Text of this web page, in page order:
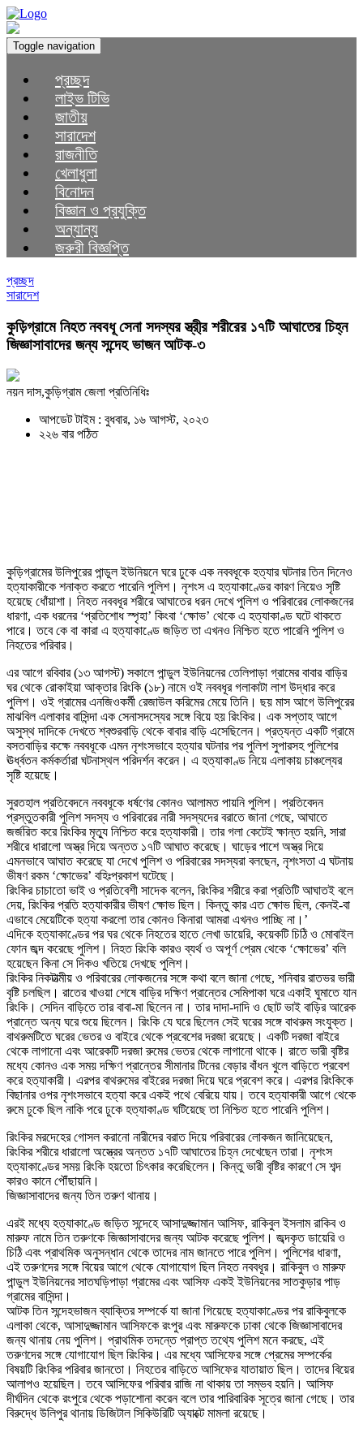
Toggle navigation
প্রচ্ছদ
লাইভ টিভি
জাতীয়
সারাদেশ
রাজনীতি
খেলাধুলা
বিনোদন
বিজ্ঞান ও প্রযুক্তি
অন্যান্য
জরুরী বিজ্ঞপ্তি
প্রচ্ছদ
সারাদেশ
কুড়িগ্রামে নিহত নববধূ সেনা সদস্যর স্ত্রী্র শরীরের ১৭টি আঘাতের চিহ্ন
জিজ্ঞাসাবাদের জন্য সন্দেহ ভাজন আটক-৩
নয়ন দাস,কুড়িগ্রাম জেলা প্রতিনিধিঃ
আপডেট টাইম : বুধবার, ১৬ আগস্ট, ২০২৩
২২৬ বার পঠিত
কুড়িগ্রামের উলিপুরের পান্ডুল ইউনিয়নে ঘরে ঢুকে এক নববধূকে হত্যার ঘটনার তিন দিনেও
হত্যাকারীকে শনাক্ত করতে পারেনি পুলিশ। নৃশংস এ হত্যাকাণ্ডের কারণ নিয়েও সৃষ্টি
হয়েছে ধোঁয়াশা। নিহত নববধূর শরীরে আঘাতের ধরন দেখে পুলিশ ও পরিবারের লোকজনের
ধারণা, এক ধরনের ‘প্রতিশোধ স্পৃহা’ কিংবা ‘ক্ষোভ’ থেকে এ হত্যাকাণ্ড ঘটে থাকতে
পারে। তবে কে বা কারা এ হত্যাকাণ্ডে জড়িত তা এখনও নিশ্চিত হতে পারেনি পুলিশ ও
নিহতের পরিবার।
এর আগে রবিবার (১৩ আগস্ট) সকালে পান্ডুল ইউনিয়নের তেলিপাড়া গ্রামের বাবার বাড়ির
ঘর থেকে রোকাইয়া আক্তার রিংকি (১৮) নামে ওই নববধূর গলাকাটা লাশ উদ্ধার করে
পুলিশ। ওই গ্রামের এনজিওকর্মী রেজাউল করিমের মেয়ে তিনি। ছয় মাস আগে উলিপুরের
মাঝবিল এলাকার বাসিন্দা এক সেনাসদস্যের সঙ্গে বিয়ে হয় রিংকির। এক সপ্তাহ আগে
অসুস্থ দাদিকে দেখতে শ্বশুরবাড়ি থেকে বাবার বাড়ি এসেছিলেন। প্রত্যন্ত একটি গ্রামে
বসতবাড়ির কক্ষে নববধূকে এমন নৃশংসভাবে হত্যার ঘটনার পর পুলিশ সুপারসহ পুলিশের
ঊর্ধ্বতন কর্মকর্তারা ঘটনাস্থল পরিদর্শন করেন। এ হত্যাকাণ্ড নিয়ে এলাকায় চাঞ্চল্যের
সৃষ্টি হয়েছে।
সুরতহাল প্রতিবেদনে নববধূকে ধর্ষণের কোনও আলামত পায়নি পুলিশ। প্রতিবেদন
প্রস্তুতকারী পুলিশ সদস্য ও পরিবারের নারী সদস্যদের বরাতে জানা গেছে, আঘাতে
জর্জরিত করে রিংকির মৃত্যু নিশ্চিত করে হত্যাকারী। তার গলা কেটেই ক্ষান্ত হয়নি, সারা
শরীরে ধারালো অস্ত্র দিয়ে অন্তত ১৭টি আঘাত করেছে। ঘাড়ের পাশে অস্ত্র দিয়ে
এমনভাবে আঘাত করেছে যা দেখে পুলিশ ও পরিবারের সদস্যরা বলছেন, নৃশংসতা এ ঘটনায়
ভীষণ রকম ‘ক্ষোভের’ বহিঃপ্রকাশ ঘটেছে।
রিংকির চাচাতো ভাই ও প্রতিবেশী সাদেক বলেন, রিংকির শরীরে করা প্রতিটি আঘাতই বলে
দেয়, রিংকির প্রতি হত্যাকারীর ভীষণ ক্ষোভ ছিল। কিন্তু কার এত ক্ষোভ ছিল, কেনই-বা
এভাবে মেয়েটিকে হত্যা করলো তার কোনও কিনারা আমরা এখনও পাচ্ছি না।’
এদিকে হত্যাকাণ্ডের পর ঘর থেকে নিহতের হাতে লেখা ডায়েরি, কয়েকটি চিঠি ও মোবাইল
ফোন জব্দ করেছে পুলিশ। নিহত রিংকি কারও ব্যর্থ ও অপূর্ণ প্রেম থেকে ‘ক্ষোভের’ বলি
হয়েছেন কিনা সে দিকও খতিয়ে দেখছে পুলিশ।
রিংকির নিকটাত্মীয় ও পরিবারের লোকজনের সঙ্গে কথা বলে জানা গেছে, শনিবার রাতভর ভারী
বৃষ্টি চলছিল। রাতের খাওয়া শেষে বাড়ির দক্ষিণ প্রান্তের সেমিপাকা ঘরে একাই ঘুমাতে যান
রিংকি। সেদিন বাড়িতে তার বাবা-মা ছিলেন না। তার দাদা-দাদি ও ছোট ভাই বাড়ির আরেক
প্রান্তে অন্য ঘরে শুয়ে ছিলেন। রিংকি যে ঘরে ছিলেন সেই ঘরের সঙ্গে বাথরুম সংযুক্ত।
বাথরুমটিতে ঘরের ভেতর ও বাইরে থেকে প্রবেশের দরজা রয়েছে। একটি দরজা বাইরে
থেকে লাগানো এবং আরেকটি দরজা রুমের ভেতর থেকে লাগানো থাকে। রাতে ভারী বৃষ্টির
মধ্যে কোনও এক সময় দক্ষিণ প্রান্তের সীমানার টিনের বেড়ার বাঁধন খুলে বাড়িতে প্রবেশ
করে হত্যাকারী। এরপর বাথরুমের বাইরের দরজা দিয়ে ঘরে প্রবেশ করে। এরপর রিংকিকে
বিছানার ওপর নৃশংসভাবে হত্যা করে একই পথে বেরিয়ে যায়। তবে হত্যাকারী আগে থেকে
রুমে ঢুকে ছিল নাকি পরে ঢুকে হত্যাকাণ্ড ঘটিয়েছে তা নিশ্চিত হতে পারেনি পুলিশ।
রিংকির মরদেহের গোসল করানো নারীদের বরাত দিয়ে পরিবারের লোকজন জানিয়েছেন,
রিংকির শরীরে ধারালো অস্ত্রের অন্তত ১৭টি আঘাতের চিহ্ন দেখেছেন তারা। নৃশংস
হত্যাকাণ্ডের সময় রিংকি হয়তো চিৎকার করেছিলেন। কিন্তু ভারী বৃষ্টির কারণে সে শব্দ
কারও কানে পৌঁছায়নি।
জিজ্ঞাসাবাদের জন্য তিন তরুণ থানায়।
এরই মধ্যে হত্যাকাণ্ডে জড়িত সন্দেহে আসাদুজ্জামান আসিফ, রাকিবুল ইসলাম রাকিব ও
মারুফ নামে তিন তরুণকে জিজ্ঞাসাবাদের জন্য আটক করেছে পুলিশ। জব্দকৃত ডায়েরি ও
চিঠি এবং প্রাথমিক অনুসন্ধান থেকে তাদের নাম জানতে পারে পুলিশ। পুলিশের ধারণা,
এই তরুণদের সঙ্গে বিয়ের আগে থেকে যোগাযোগ ছিল নিহত নববধূর। রাকিবুল ও মারুফ
পান্ডুল ইউনিয়নের সাতঘড়িপাড়া গ্রামের এবং আসিফ একই ইউনিয়নের সাতকুড়ার পাড়
গ্রামের বাসিন্দা।
আটক তিন সন্দেহভাজন ব্যাক্তির সম্পর্কে যা জানা গিয়েছে হত্যাকাণ্ডের পর রাকিবুলকে
এলাকা থেকে, আসাদুজ্জামান আসিফকে রংপুর এবং মারুফকে ঢাকা থেকে জিজ্ঞাসাবাদের
জন্য থানায় নেয় পুলিশ। প্রাথমিক তদন্তে প্রাপ্ত তথ্যে পুলিশ মনে করছে, এই
তরুণদের সঙ্গে যোগাযোগ ছিল রিংকির। এর মধ্যে আসিফের সঙ্গে প্রেমের সম্পর্কের
বিষয়টি রিংকির পরিবার জানতো। নিহতের বাড়িতে আসিফের যাতায়াত ছিল। তাদের বিয়ের
আলাপও হয়েছিল। তবে আসিফের পরিবার রাজি না থাকায় তা সম্ভব হয়নি। আসিফ
দীর্ঘদিন থেকে রংপুরে থেকে পড়াশোনা করেন বলে তার পারিবারিক সূত্রে জানা গেছে। তার
বিরুদ্ধে উলিপুর থানায় ডিজিটাল সিকিউরিটি অ্যাক্টে মামলা রয়েছে।